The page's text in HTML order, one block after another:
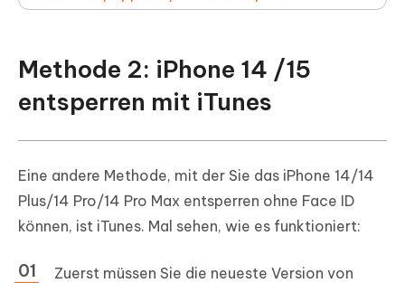
Methode 2: iPhone 14 /15
entsperren mit iTunes
Eine andere Methode, mit der Sie das iPhone 14/14
Plus/14 Pro/14 Pro Max entsperren ohne Face ID
können, ist iTunes. Mal sehen, wie es funktioniert:
Zuerst müssen Sie die neueste Version von